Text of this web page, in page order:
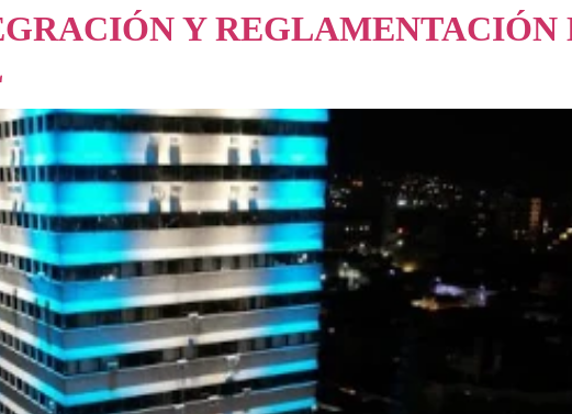
Y REGLAMENTACIÓN